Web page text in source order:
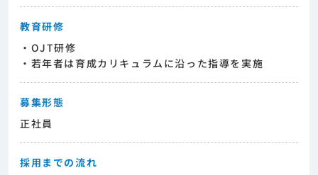
教育研修
・OJT研修
・若年者は育成カリキュラムに沿った指導を実施
募集形態
正社員
採用までの流れ